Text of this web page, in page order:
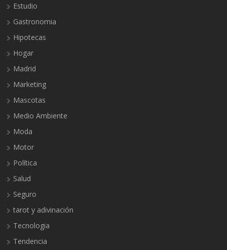
Estudio
Gastronomia
Hipotecas
Hogar
Madrid
Marketing
Mascotas
Medio Ambiente
Moda
Motor
Política
Salud
Seguro
tarot y adivinación
Tecnologia
Tendencia